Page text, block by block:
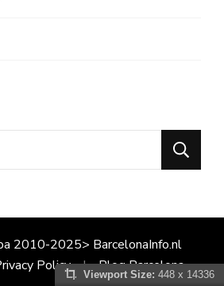
2010-2025> BarcelonaInfo.nl
Policy Blog Barcelona
Viewport Size: 448 x 14336